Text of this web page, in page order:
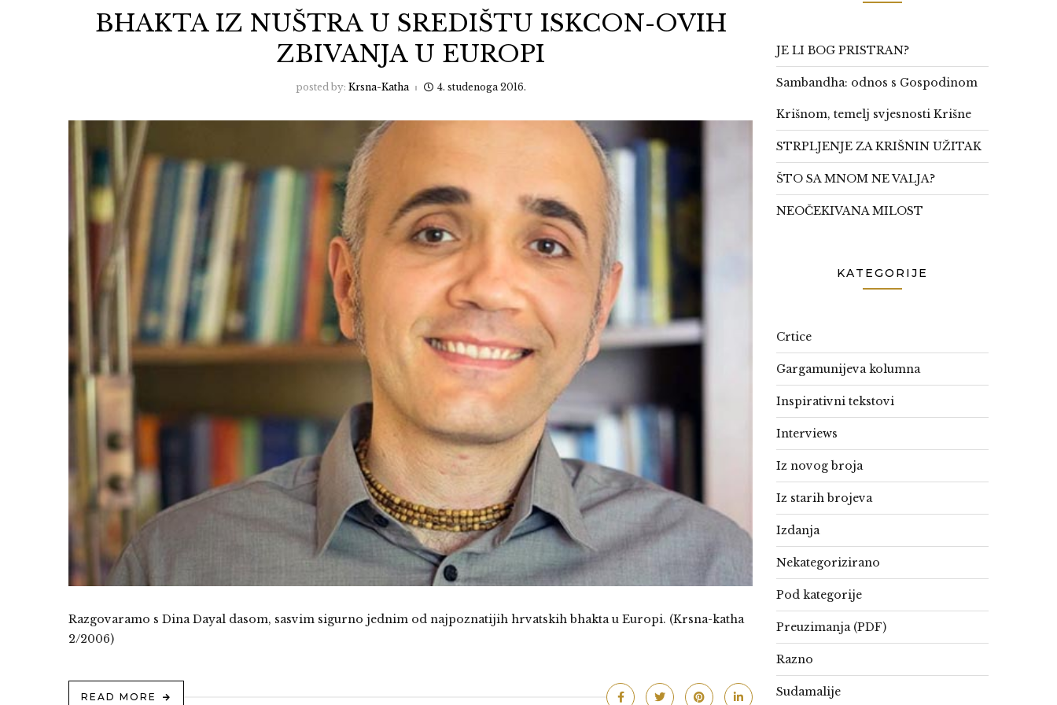
BHAKTA IZ NUŠTRA U SREDIŠTU ISKCON-OVIH
ZBIVANJA U EUROPI
posted by: Krsna-Katha 4. studenoga 2016.
Razgovaramo s Dina Dayal dasom, sasvim sigurno jednim od najpoznatijih hrvatskih bhakta u Europi. (Krsna-katha
2/2006)
READ MORE
JE LI BOG PRISTRAN?
Sambandha: odnos s Gospodinom
Krišnom, temelj svjesnosti Krišne
STRPLJENJE ZA KRIŠNIN UŽITAK
ŠTO SA MNOM NE VALJA?
NEOČEKIVANA MILOST
KATEGORIJE
Crtice
Gargamunijeva kolumna
Inspirativni tekstovi
Interviews
Iz novog broja
Iz starih brojeva
Izdanja
Nekategorizirano
Pod kategorije
Preuzimanja (PDF)
Razno
Sudamalije